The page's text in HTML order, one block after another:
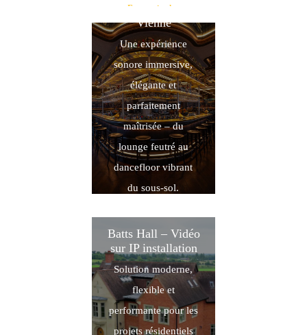
En savoir plus
Kleinod am Ring,
Vienne
Une expérience
sonore immersive,
élégante et
parfaitement
maîtrisée – du
lounge feutré au
dancefloor vibrant
du sous-sol.
Batts Hall – Vidéo
sur IP installation
Solution moderne,
flexible et
performante pour les
projets résidentiels